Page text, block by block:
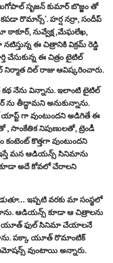
సృజన్‌ కుమార్ బొజ్జం తో
రొమాన్స్‘. హర్ష నర్రా, సందీప్
ఠాకూర్, నువ్వేక్ష ,మేఘలేఖ,
ఈ చిత్రానికి విక్రమ్ రెడ్డి
చేసుకున్న ఈ చిత్రం టైటిల్
నిర్మాత దిల్ రాజు ఆవిష్కరించారు.
కథ నేను విన్నాను. ఇలాంటి టైటిల్
తీద్ధామని అనుకున్నాను.
గా వుంటుందని అడిగితే ఈ
, సాంకేతిక నిపుణులతో, ట్రెండీ
కొత్తగా వుంటుందని
ఇస్తే మన ఆడియన్స్ సినిమాను
కూడా అదే కోవలో చేరాలని
ఇప్పటి వరకు మా సంస్థలో
ఆడియన్స్ కూడా ఆ చిత్రాలను
యూత్ ఫుల్ సినిమా చేయాలనే
పక్కా యూత్ రొమాంటిక్
వుంటాయి అన్నారు.